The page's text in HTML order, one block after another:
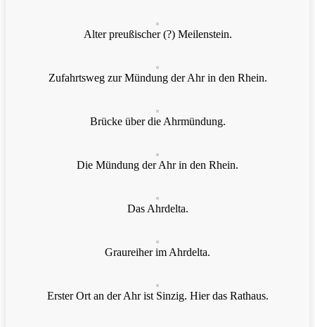
Alter preußischer (?) Meilenstein.
Zufahrtsweg zur Mündung der Ahr in den Rhein.
Brücke über die Ahrmündung.
Die Mündung der Ahr in den Rhein.
Das Ahrdelta.
Graureiher im Ahrdelta.
Erster Ort an der Ahr ist Sinzig. Hier das Rathaus.